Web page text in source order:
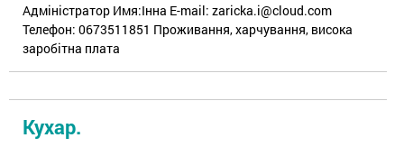
Адміністратор Имя:Інна E-mail: zaricka.i@cloud.com
Телефон: 0673511851 Проживання, харчування, висока
заробітна плата
Кухар.